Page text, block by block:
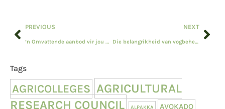
PREVIOUS
’n Omvattende aanbod vir jou boerdery
NEXT
Die belangrikheid van vogbeheer in graanberging
Tags
AGRICOLLEGES AGRICULTURAL
RESEARCH COUNCIL
ALPAKKA AVOKADO